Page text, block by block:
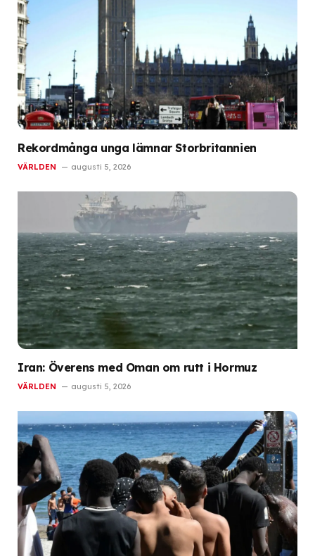
Rekordmånga unga lämnar Storbritannien
VÄRLDEN augusti 5, 2026
Iran: Överens med Oman om rutt i Hormuz
VÄRLDEN augusti 5, 2026